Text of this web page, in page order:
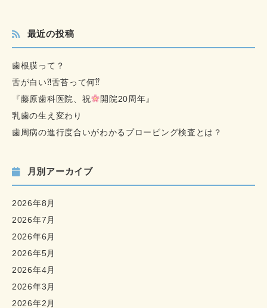
最近の投稿
歯根膜って？
舌が白い⁈舌苔って何⁇
『藤原歯科医院、祝
開院20周年』
乳歯の生え変わり
歯周病の進行度合いがわかるプロービング検査とは？
月別アーカイブ
2026年8月
2026年7月
2026年6月
2026年5月
2026年4月
2026年3月
2026年2月